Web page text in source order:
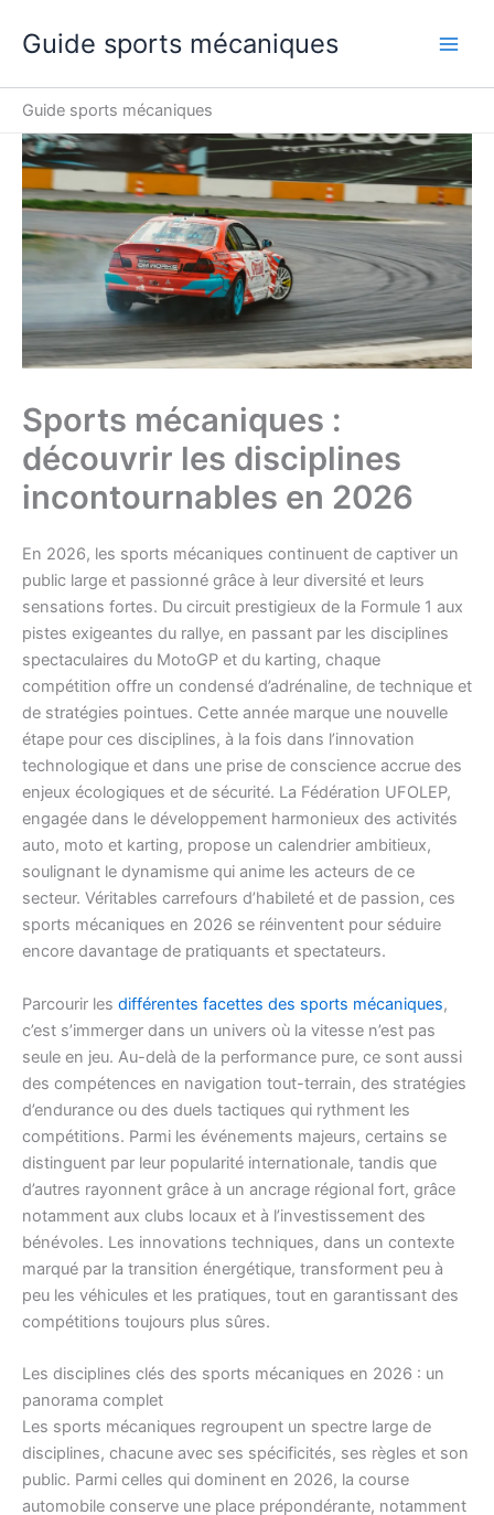
Guide sports mécaniques
Guide sports mécaniques
Sports mécaniques :
découvrir les disciplines
incontournables en 2026
En 2026, les sports mécaniques continuent de captiver un
public large et passionné grâce à leur diversité et leurs
sensations fortes. Du circuit prestigieux de la Formule 1 aux
pistes exigeantes du rallye, en passant par les disciplines
spectaculaires du MotoGP et du karting, chaque
compétition offre un condensé d’adrénaline, de technique et
de stratégies pointues. Cette année marque une nouvelle
étape pour ces disciplines, à la fois dans l’innovation
technologique et dans une prise de conscience accrue des
enjeux écologiques et de sécurité. La Fédération UFOLEP,
engagée dans le développement harmonieux des activités
auto, moto et karting, propose un calendrier ambitieux,
soulignant le dynamisme qui anime les acteurs de ce
secteur. Véritables carrefours d’habileté et de passion, ces
sports mécaniques en 2026 se réinventent pour séduire
encore davantage de pratiquants et spectateurs.
Parcourir les différentes facettes des sports mécaniques,
c’est s’immerger dans un univers où la vitesse n’est pas
seule en jeu. Au-delà de la performance pure, ce sont aussi
des compétences en navigation tout-terrain, des stratégies
d’endurance ou des duels tactiques qui rythment les
compétitions. Parmi les événements majeurs, certains se
distinguent par leur popularité internationale, tandis que
d’autres rayonnent grâce à un ancrage régional fort, grâce
notamment aux clubs locaux et à l’investissement des
bénévoles. Les innovations techniques, dans un contexte
marqué par la transition énergétique, transforment peu à
peu les véhicules et les pratiques, tout en garantissant des
compétitions toujours plus sûres.
Les disciplines clés des sports mécaniques en 2026 : un
panorama complet
Les sports mécaniques regroupent un spectre large de
disciplines, chacune avec ses spécificités, ses règles et son
public. Parmi celles qui dominent en 2026, la course
automobile conserve une place prépondérante, notamment